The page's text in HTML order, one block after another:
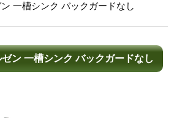
一槽シンク バックガードなし
ン 一槽シンク バックガードなし